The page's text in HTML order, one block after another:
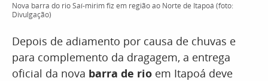
Nova barra do rio Saí-mirim fiz em região ao Norte de Itapoá (foto:
Divulgação)
Depois de adiamento por causa de chuvas e
para complemento da dragagem, a entrega
oficial da nova barra de rio em Itapoá deve